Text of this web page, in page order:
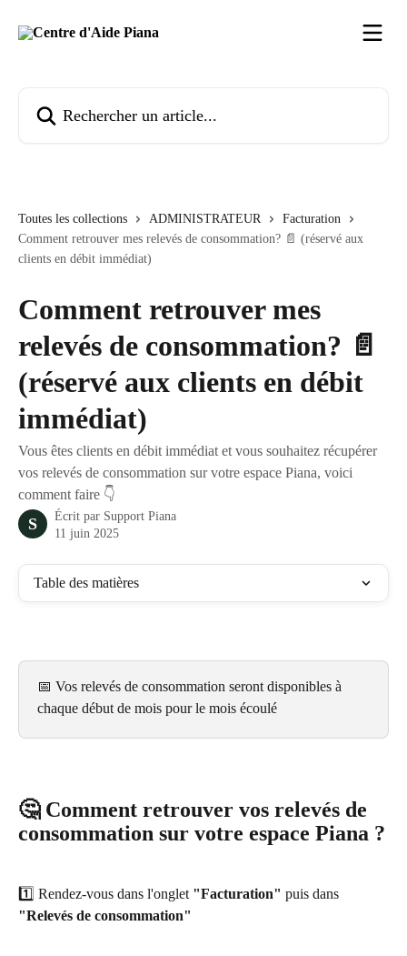
Toutes les collections ADMINISTRATEUR
Facturation
Comment retrouver mes relevés de consommation? 📄 (réservé aux
clients en débit immédiat)
Comment retrouver mes
relevés de consommation? 📄
(réservé aux clients en débit
immédiat)
Vous êtes clients en débit immédiat et vous souhaitez récupérer
vos relevés de consommation sur votre espace Piana, voici
comment faire 👇
S Écrit par Support Piana
11 juin 2025
Table des matières
📅 Vos relevés de consommation seront disponibles à
chaque début de mois pour le mois écoulé
🤔 Comment retrouver vos relevés de
consommation sur votre espace Piana ?
1️⃣ Rendez-vous dans l'onglet "Facturation" puis dans
"Relevés de consommation"